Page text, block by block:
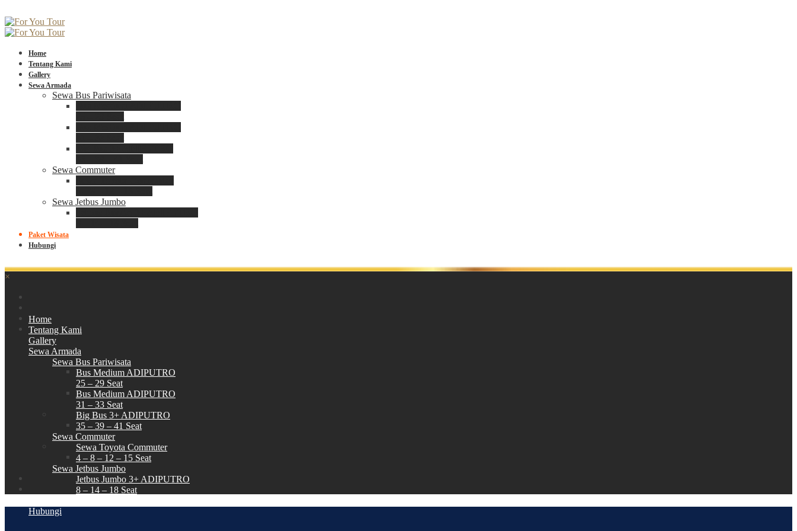
Home
Tentang Kami
Gallery
Sewa Armada
Sewa Bus Pariwisata
Sewa Commuter
Sewa Jetbus Jumbo
Paket Wisata
Hubungi
×
Home
Tentang Kami
Gallery
Sewa Armada
Sewa Bus Pariwisata
Bus Medium ADIPUTRO
25 – 29 Seat
Bus Medium ADIPUTRO
31 – 33 Seat
Big Bus 3+ ADIPUTRO
35 – 39 – 41 Seat
Sewa Commuter
Sewa Toyota Commuter
4 – 8 – 12 – 15 Seat
Sewa Jetbus Jumbo
Jetbus Jumbo 3+ ADIPUTRO
8 – 14 – 18 Seat
Hubungi